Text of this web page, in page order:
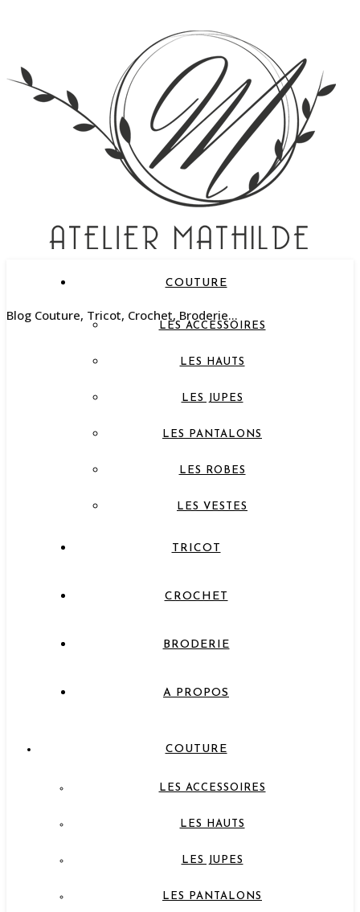
Blog Couture, Tricot, Crochet, Broderie…
COUTURE
LES ACCESSOIRES
LES HAUTS
LES JUPES
LES PANTALONS
LES ROBES
LES VESTES
TRICOT
CROCHET
BRODERIE
A PROPOS
COUTURE
LES ACCESSOIRES
LES HAUTS
LES JUPES
LES PANTALONS